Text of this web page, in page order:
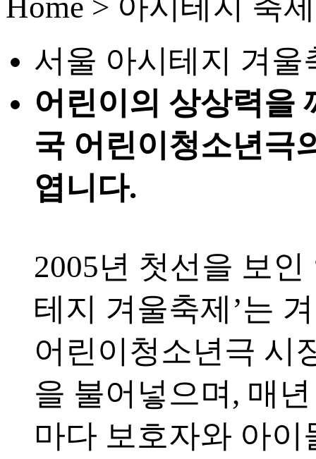
서울 아시테지 겨울
어린이의 상상력을
국 어린이청소년극
엽니다.
2005년 첫선을 보인
테지 겨울축제’는
어린이청소년극 시
을 불어넣으며, 매
마다 보호자와 아이